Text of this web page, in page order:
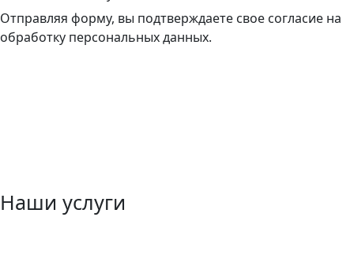
Отправляя форму, вы подтверждаете свое согласие на
обработку персональных данных.
Наши услуги